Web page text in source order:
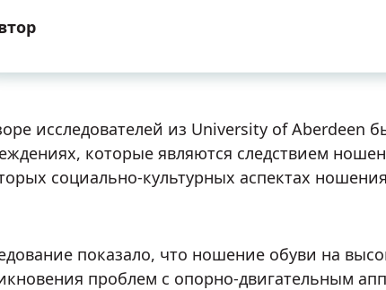
исследователей из University of Aberdeen
которые являются следствием
социально-культурных аспектах
показало, что ношение обуви на
проблем с опорно-двигательным